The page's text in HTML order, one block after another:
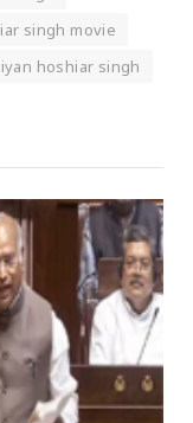
singh movie
hoshiar singh